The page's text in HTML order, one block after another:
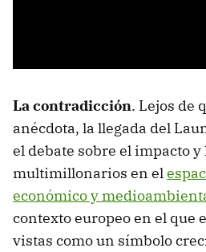
La contradicción. Lejos de
anécdota, la llegada del
el debate sobre el impacto
multimillonarios en el
económico y
contexto europeo en el que
vistas como un símbolo